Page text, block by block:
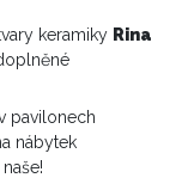
keramiky Rina
pavilonech
nábytek